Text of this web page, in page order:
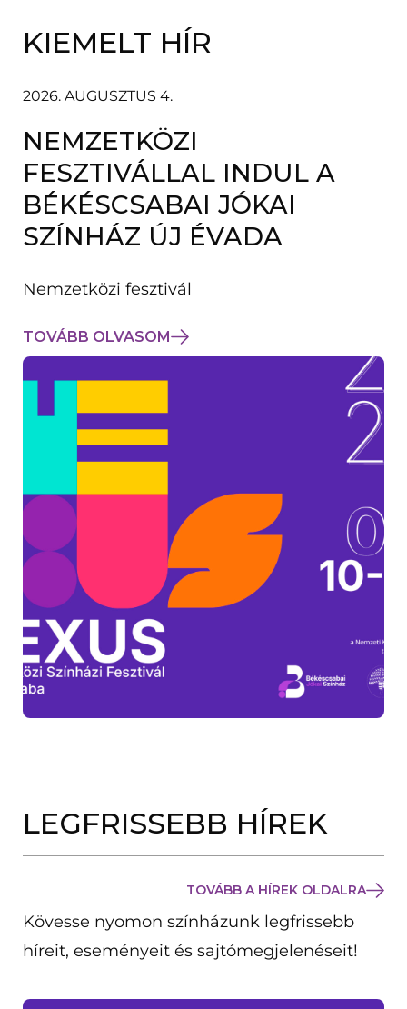
B
B
N
Y
Í
L
I
K
KIEMELT HÍR
2026. AUGUSZTUS 4.
NEMZETKÖZI
FESZTIVÁLLAL INDUL A
BÉKÉSCSABAI JÓKAI
SZÍNHÁZ ÚJ ÉVADA
Nemzetközi fesztivál
TOVÁBB OLVASOM
LEGFRISSEBB HÍREK
Kövesse nyomon színházunk legfrissebb
híreit, eseményeit és sajtómegjelenéseit!
TOVÁBB A HÍREK OLDALRA